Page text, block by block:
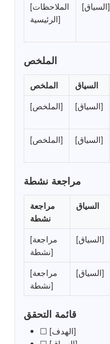
[الملاحظات
الرئيسية]
[السياق]
الملخص
الملخص السياق
[الملخص]
[السياق]
[الملخص] [السياق]
مراجعة نشطة
مراجعة
نشطة
السياق
[مراجعة
نشطة]
[السياق]
[مراجعة
نشطة]
[السياق]
قائمة التحقق
☐ [الهدف]